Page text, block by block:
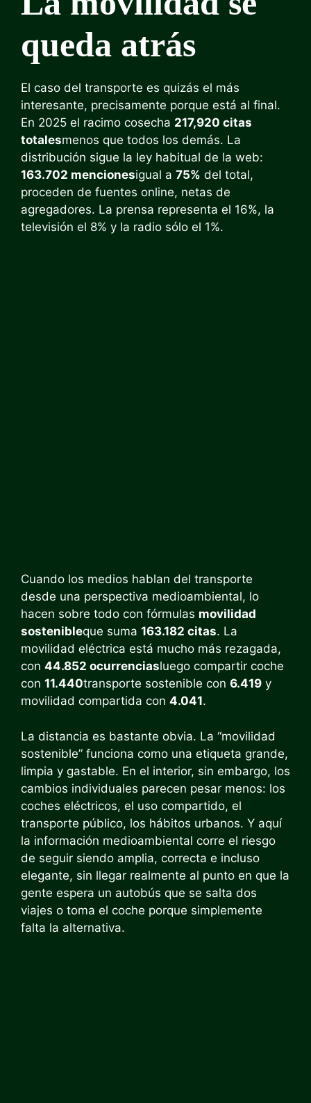
queda atrás
El caso del transporte es quizás el más
interesante, precisamente porque está al final.
En 2025 el racimo cosecha 217,920 citas
totalesmenos que todos los demás. La
distribución sigue la ley habitual de la web:
163.702 mencionesigual a 75% del total,
proceden de fuentes online, netas de
agregadores. La prensa representa el 16%, la
televisión el 8% y la radio sólo el 1%.
Cuando los medios hablan del transporte
desde una perspectiva medioambiental, lo
hacen sobre todo con fórmulas movilidad
sostenibleque suma 163.182 citas. La
movilidad eléctrica está mucho más rezagada,
con 44.852 ocurrenciasluego compartir coche
con 11.440transporte sostenible con 6.419 y
movilidad compartida con 4.041.
La distancia es bastante obvia. La “movilidad
sostenible” funciona como una etiqueta grande,
limpia y gastable. En el interior, sin embargo, los
cambios individuales parecen pesar menos: los
coches eléctricos, el uso compartido, el
transporte público, los hábitos urbanos. Y aquí
la información medioambiental corre el riesgo
de seguir siendo amplia, correcta e incluso
elegante, sin llegar realmente al punto en que la
gente espera un autobús que se salta dos
viajes o toma el coche porque simplemente
falta la alternativa.